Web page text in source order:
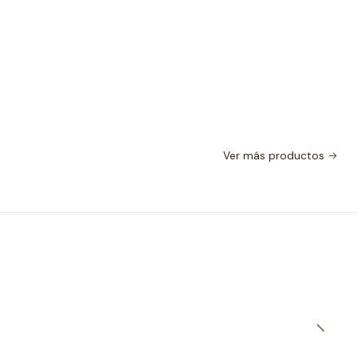
Ver más productos